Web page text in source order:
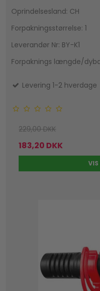
Oprindelsesland: CH
Forpakningsstørrelse: 1
Leverandør Nr: BY-K1
Forpaknings længde/
Levering 1-2 hverdage
229,00 DKK
183,20 DKK
VIS